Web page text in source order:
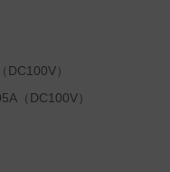
）
（DC100V）